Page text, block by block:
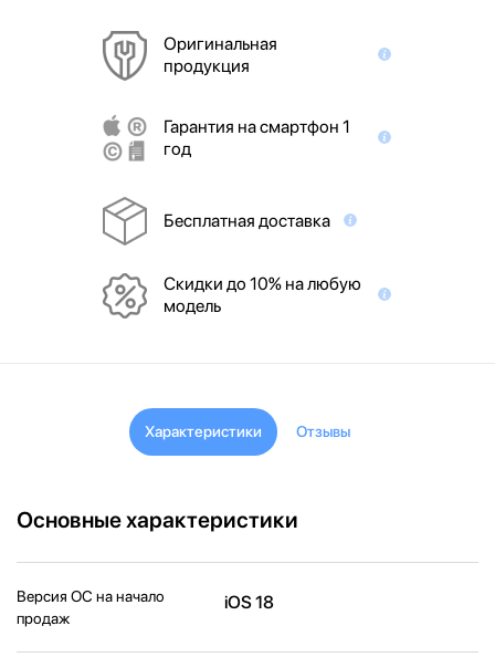
Оригинальная
продукция
Гарантия на смартфон 1
год
Бесплатная доставка
Скидки до 10% на любую
модель
Характеристики Отзывы
Основные характеристики
Версия ОС на начало
продаж
iOS 18